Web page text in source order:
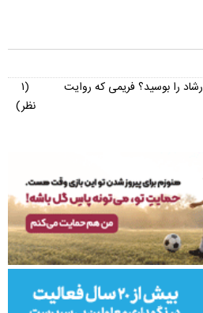
را بوسید؟ فریمی که روایت
(۱
نظر)